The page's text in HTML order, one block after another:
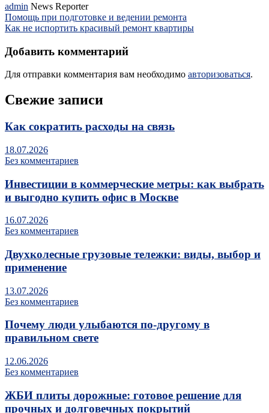
admin News Reporter
Помощь при подготовке и ведении ремонта
Как не испортить красивый ремонт квартиры
Добавить комментарий
Для отправки комментария вам необходимо авторизоваться.
Свежие записи
Как сократить расходы на связь
18.07.2026
Без комментариев
Инвестиции в коммерческие метры: как выбрать
и выгодно купить офис в Москве
16.07.2026
Без комментариев
Двухколесные грузовые тележки: виды, выбор и
применение
13.07.2026
Без комментариев
Почему люди улыбаются по‑другому в
правильном свете
12.06.2026
Без комментариев
ЖБИ плиты дорожные: готовое решение для
прочных и долговечных покрытий